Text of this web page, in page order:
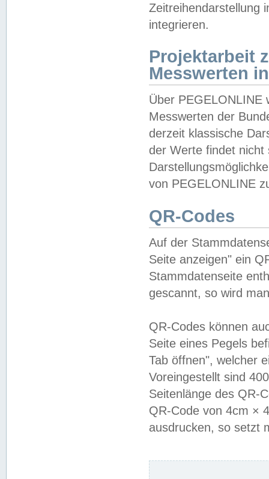
Zeitreihendarstellung
integrieren.
Projektarbeit
Messwerten
Über PEGELONLINE
Messwerten der
derzeit klassische
der Werte findet
von PEGELONLINE
QR-Codes
Auf der
Seite anzeigen" ein
Stammdatenseite
gescannt, so wird
QR-Codes können
Seite eines Pegels
Tab öffnen", welcher
Voreingestellt sind
Seitenlänge des QR-
QR-Code von 4cm ×
ausdrucken, so setzt